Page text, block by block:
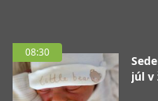
08:30
júl v